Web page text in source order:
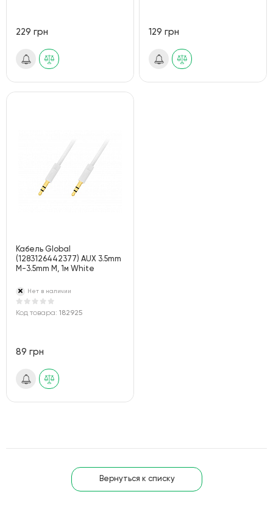
229 грн 129 грн
Кабель Global
(1283126442377) AUX 3.5mm
M-3.5mm M, 1м White
Нет в наличии
Код товара: 182925
89 грн
Вернуться к списку